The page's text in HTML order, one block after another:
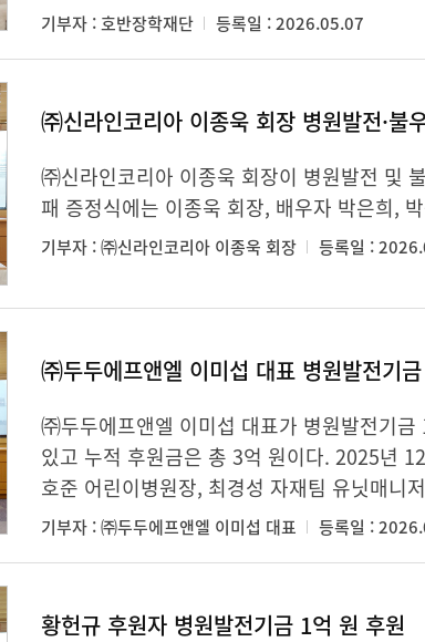
기부자 : 호반장학재단 등록일 : 2026.05.07
㈜신라인코리아 이종욱 회장 병원발전·불
㈜신라인코리아 이종욱 회장이 병원발전 및
패 증정식에는 이종욱 회장, 배우자 박은희,
기부자 : ㈜신라인코리아 이종욱 회장 등록일 :
㈜두두에프앤엘 이미섭 대표 병원발전기
㈜두두에프앤엘 이미섭 대표가 병원발전기
있고 누적 후원금은 총 3억 원이다. 2025년
호준 어린이병원장, 최경성 자재팀 유닛매니
기부자 : ㈜두두에프앤엘 이미섭 대표 등록일 :
황헌규 후원자 병원발전기금 1억 원 후원